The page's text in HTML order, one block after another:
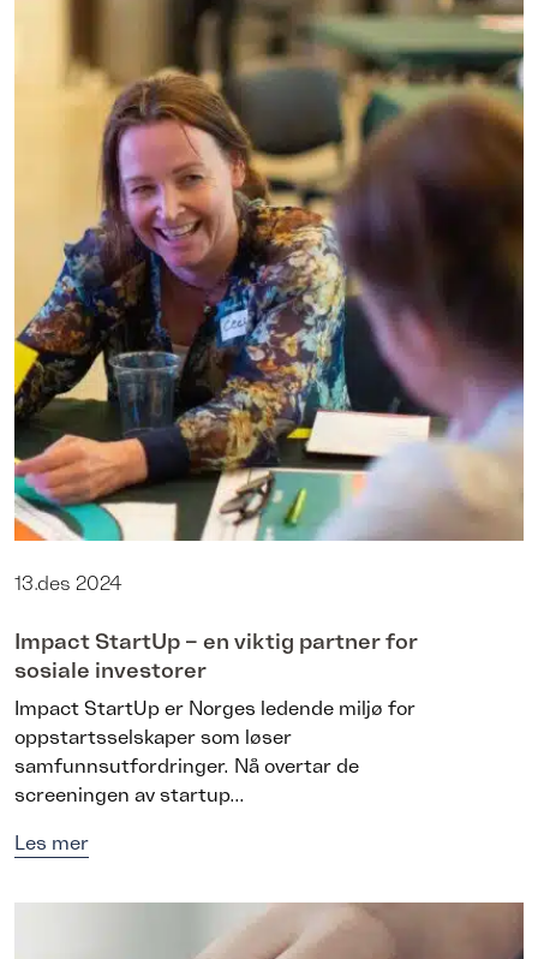
13.des 2024
Impact StartUp – en viktig partner for
sosiale investorer
Impact StartUp er Norges ledende miljø for
oppstartsselskaper som løser
samfunnsutfordringer. Nå overtar de
screeningen av startup...
Les mer